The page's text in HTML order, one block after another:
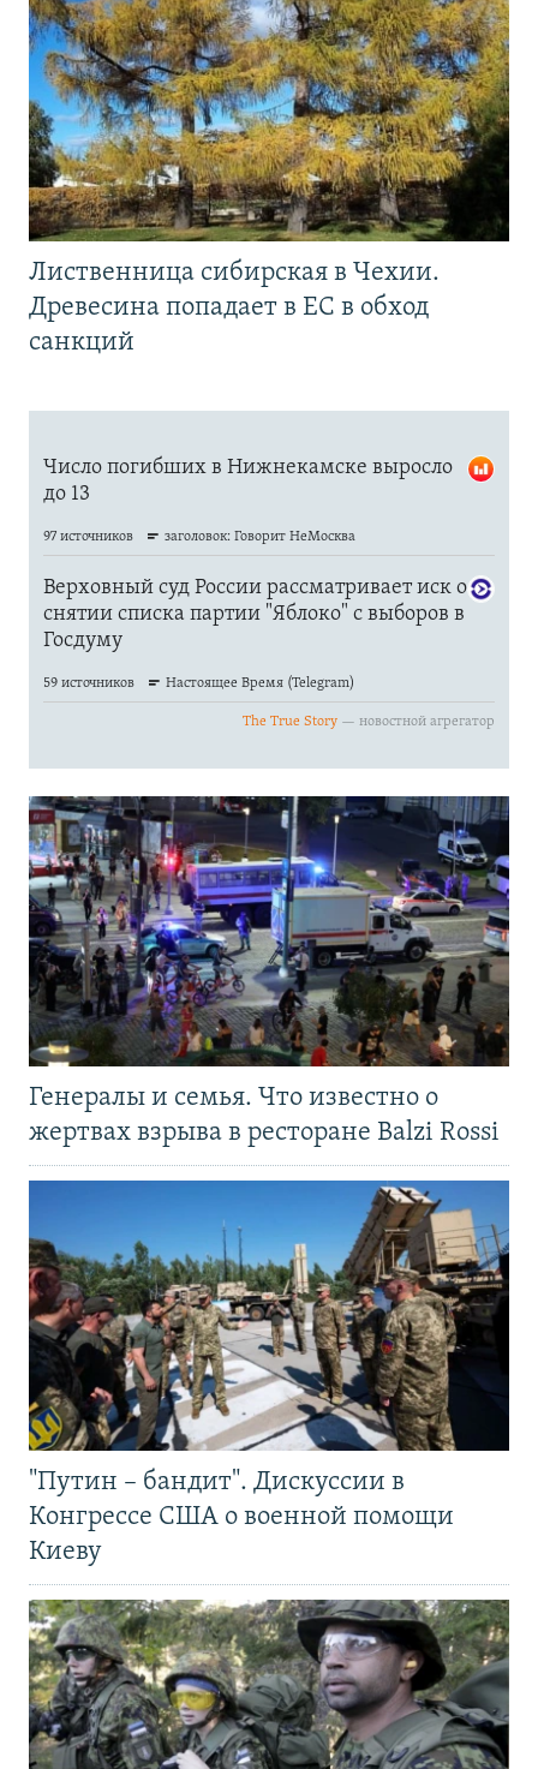
Лиственница сибирская в Чехии.
Древесина попадает в ЕС в обход
санкций
Генералы и семья. Что известно о
жертвах взрыва в ресторане Balzi Rossi
"Путин – бандит". Дискуссии в
Конгрессе США о военной помощи
Киеву